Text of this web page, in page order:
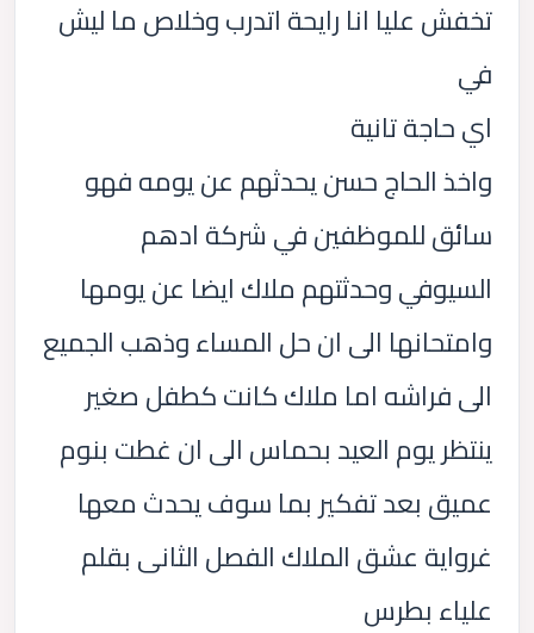
تخفش عليا انا رايحة اتدرب وخلاص ما ليش
في
اي حاجة تانية
واخذ الحاج حسن يحدثهم عن يومه فهو
سائق للموظفين في شركة ادهم
السيوفي وحدثتهم ملاك ايضا عن يومها
وامتحانها الى ان حل المساء وذهب الجميع
الى فراشه اما ملاك كانت كطفل صغير
ينتظر يوم العيد بحماس الى ان غطت بنوم
عميق بعد تفكير بما سوف يحدث معها
غرواية عشق الملاك الفصل الثانى بقلم
علياء بطرس